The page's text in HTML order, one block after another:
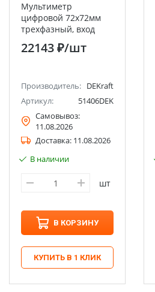
Мультиметр
цифровой 72х72мм
трехфазный, вход
100В 5А, RS485, LED-
дисплей МТ-72D
22143 ₽/шт
Производитель: DEKraft
Артикул:
51406DEK
Самовывоз:
11.08.2026
Доставка: 11.08.2026
В наличии
шт
В КОРЗИНУ
КУПИТЬ В 1 КЛИК